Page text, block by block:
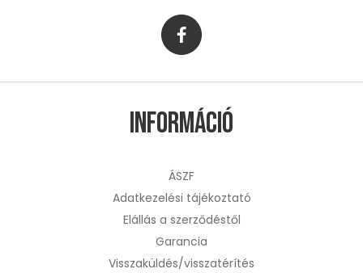
Információ
ÁSZF
Adatkezelési tájékoztató
Elállás a szerződéstől
Garancia
Visszaküldés/visszatérítés